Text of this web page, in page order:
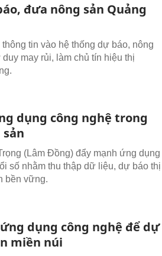
đưa nông sản Quảng
tin vào hệ thống dự báo, nông
may rủi, làm chủ tín hiệu thị
dụng công nghệ trong
(Lâm Đồng) đẩy mạnh ứng dụng
số nhằm thu thập dữ liệu, dự báo thị
bền vững.
dụng công nghệ để dự
miền núi